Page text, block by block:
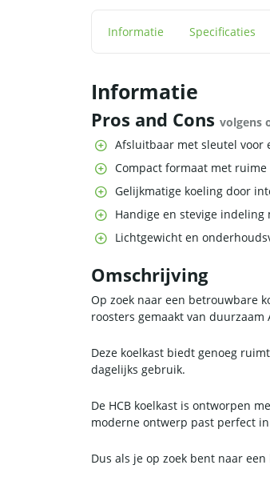
Informatie Specificaties
Informatie
Pros and Cons volgens
Afsluitbaar met sleutel voor
Compact formaat met
Gelijkmatige koeling door
Handige en stevige
Lichtgewicht en
Omschrijving
Op zoek naar een betrouwbare
roosters gemaakt van duurzaam
Deze koelkast biedt genoeg
dagelijks gebruik.
De HCB koelkast is ontworpen
moderne ontwerp past perfect
Dus als je op zoek bent naar